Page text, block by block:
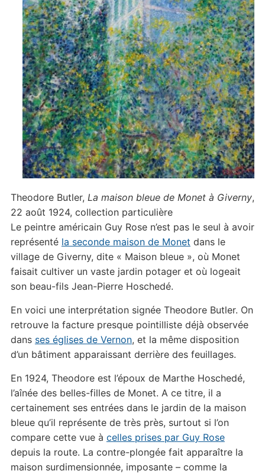
Theodore Butler, La maison bleue de Monet à Giverny,
22 août 1924, collection particulière
Le peintre américain Guy Rose n’est pas le seul à avoir
représenté la seconde maison de Monet dans le
village de Giverny, dite « Maison bleue », où Monet
faisait cultiver un vaste jardin potager et où logeait
son beau-fils Jean-Pierre Hoschedé.
En voici une interprétation signée Theodore Butler. On
retrouve la facture presque pointilliste déjà observée
dans ses églises de Vernon, et la même disposition
d’un bâtiment apparaissant derrière des feuillages.
En 1924, Theodore est l’époux de Marthe Hoschedé,
l’aînée des belles-filles de Monet. A ce titre, il a
certainement ses entrées dans le jardin de la maison
bleue qu’il représente de très près, surtout si l’on
compare cette vue à celles prises par Guy Rose
depuis la route. La contre-plongée fait apparaître la
maison surdimensionnée, imposante – comme la